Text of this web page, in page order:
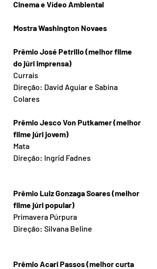
Cinema e Vídeo Ambiental
Mostra Washington Novaes
Prêmio José Petrillo (melhor filme
do júri imprensa)
Currais
Direção: David Aguiar e Sabina
Colares
Prêmio Jesco Von Putkamer (melhor
filme júri jovem)
Mata
Direção: Ingrid Fadnes
Prêmio Luiz Gonzaga Soares (melhor
filme júri popular)
Primavera Púrpura
Direção: Silvana Beline
Prêmio Acari Passos (melhor curta